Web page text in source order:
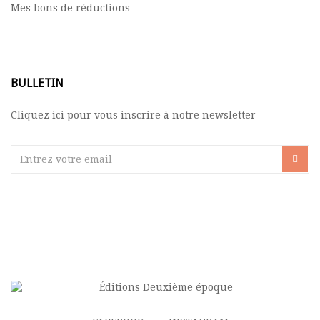
Mes bons de réductions
BULLETIN
Cliquez ici pour vous inscrire à notre newsletter